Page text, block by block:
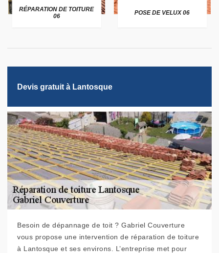
RÉPARATION DE TOITURE
06
POSE DE VELUX 06
Devis gratuit à Lantosque
Besoin de dépannage de toit ? Gabriel Couverture
vous propose une intervention de réparation de toiture
à Lantosque et ses environs. L’entreprise met pour